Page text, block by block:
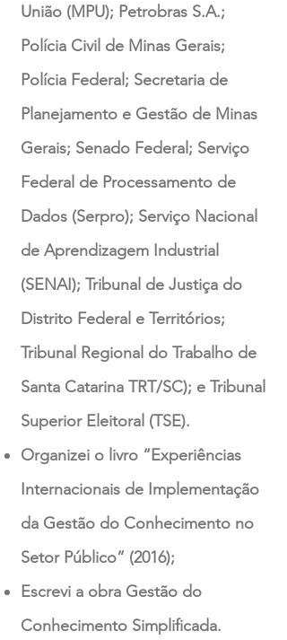
União (MPU); Petrobras S.A.;
Polícia Civil de Minas Gerais;
Polícia Federal; Secretaria de
Planejamento e Gestão de Minas
Gerais; Senado Federal; Serviço
Federal de Processamento de
Dados (Serpro); Serviço Nacional
de Aprendizagem Industrial
(SENAI); Tribunal de Justiça do
Distrito Federal e Territórios;
Tribunal Regional do Trabalho de
Santa Catarina TRT/SC); e Tribunal
Superior Eleitoral (TSE).
Organizei o livro “Experiências
Internacionais de Implementação
da Gestão do Conhecimento no
Setor Público” (2016);
Escrevi a obra Gestão do
Conhecimento Simplificada.